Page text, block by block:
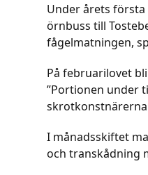
Under årets
örnbuss till
fågelmatningen,
På februarilovet
”Portionen under
skrotkonstnärerna
I månadsskiftet
och transkådning